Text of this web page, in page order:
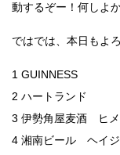
動するぞー！何しよ
ではでは、本日もよ
1 GUINNESS
2 ハートランド
3 伊勢角屋麦酒 ヒメ
4 湘南ビール ヘイ